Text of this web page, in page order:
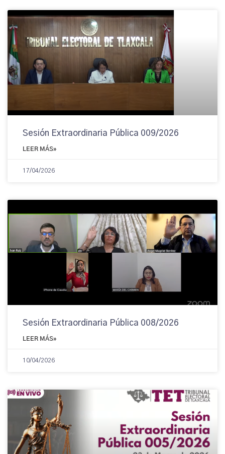
Sesión Extraordinaria Pública 009/2026
LEER MÁS»
17/04/2026
Sesión Extraordinaria Pública 008/2026
LEER MÁS»
10/04/2026